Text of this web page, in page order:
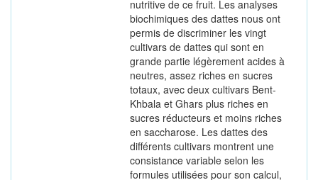
nutritive de ce fruit. Les analyses
biochimiques des dattes nous ont
permis de discriminer les vingt
cultivars de dattes qui sont en
grande partie légèrement acides à
neutres, assez riches en sucres
totaux, avec deux cultivars Bent-
Khbala et Ghars plus riches en
sucres réducteurs et moins riches
en saccharose. Les dattes des
différents cultivars montrent une
consistance variable selon les
formules utilisées pour son calcul,